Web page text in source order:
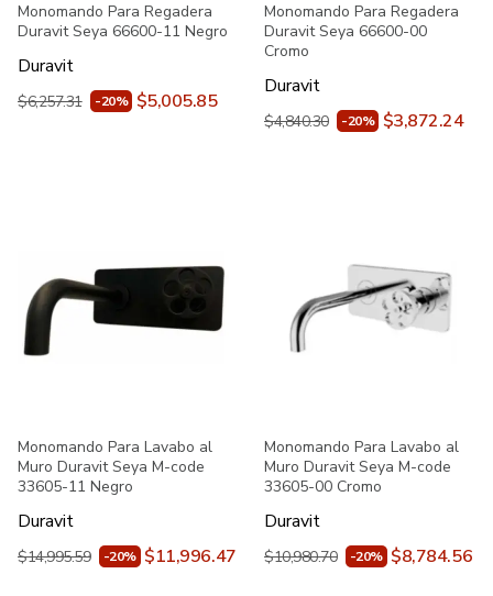
Monomando Para Regadera
Duravit Seya 66600-11 Negro
Duravit
$6,257.31 -20% $5,005.85
Monomando Para Regadera
Duravit Seya 66600-00
Cromo
Duravit
$4,840.30 -20% $3,872.24
Monomando Para Lavabo al
Muro Duravit Seya M-code
33605-11 Negro
Duravit
$14,995.59 -20% $11,996.47
Monomando Para Lavabo al
Muro Duravit Seya M-code
33605-00 Cromo
Duravit
$10,980.70 -20% $8,784.56